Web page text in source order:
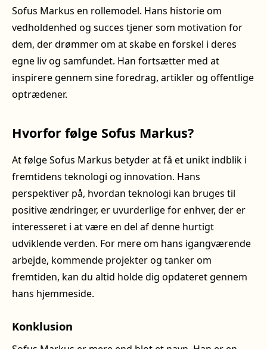
Sofus Markus en rollemodel. Hans historie om
vedholdenhed og succes tjener som motivation for
dem, der drømmer om at skabe en forskel i deres
egne liv og samfundet. Han fortsætter med at
inspirere gennem sine foredrag, artikler og offentlige
optrædener.
Hvorfor følge Sofus Markus?
At følge Sofus Markus betyder at få et unikt indblik i
fremtidens teknologi og innovation. Hans
perspektiver på, hvordan teknologi kan bruges til
positive ændringer, er uvurderlige for enhver, der er
interesseret i at være en del af denne hurtigt
udviklende verden. For mere om hans igangværende
arbejde, kommende projekter og tanker om
fremtiden, kan du altid holde dig opdateret gennem
hans hjemmeside.
Konklusion